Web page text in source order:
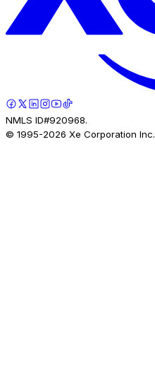
NMLS ID#920968.
© 1995-2026 Xe Corporation Inc.